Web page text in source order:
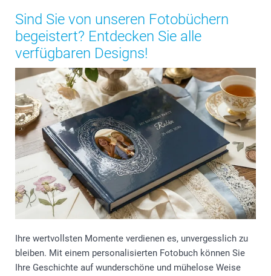
Sind Sie von unseren Fotobüchern
begeistert? Entdecken Sie alle
verfügbaren Designs!
Ihre wertvollsten Momente verdienen es, unvergesslich zu
bleiben. Mit einem personalisierten Fotobuch können Sie
Ihre Geschichte auf wunderschöne und mühelose Weise